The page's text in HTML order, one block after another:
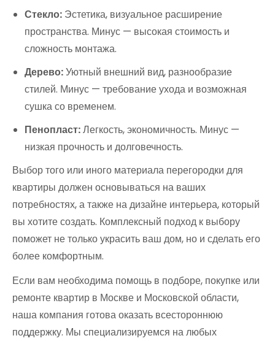
Стекло: Эстетика, визуальное расширение
пространства. Минус — высокая стоимость и
сложность монтажа.
Дерево:Уютный внешний вид, разнообразие
стилей. Минус — требование ухода и возможная
сушка со временем.
Пенопласт:Легкость, экономичность. Минус —
низкая прочность и долговечность.
Выбор того или иного материала перегородки для
квартиры должен основываться на ваших
потребностях, а также на дизайне интерьера, который
вы хотите создать. Комплексный подход к выбору
поможет не только украсить ваш дом, но и сделать его
более комфортным.
Если вам необходима помощь в подборе, покупке или
ремонте квартир в Москве и Московской области,
наша компания готова оказать всестороннюю
поддержку. Мы специализируемся на любых